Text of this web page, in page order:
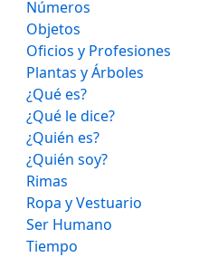
Números
Objetos
Oficios y Profesiones
Plantas y Árboles
¿Qué es?
¿Qué le dice?
¿Quién es?
¿Quién soy?
Rimas
Ropa y Vestuario
Ser Humano
Tiempo